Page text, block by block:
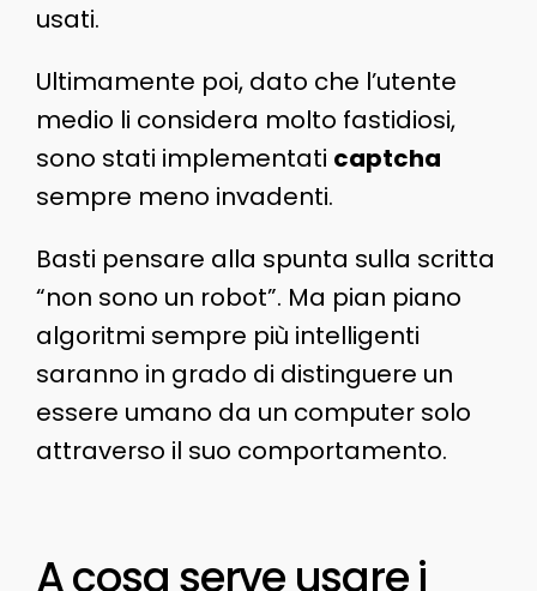
usati.
Ultimamente poi, dato che l’utente
medio li considera molto fastidiosi,
sono stati implementati captcha
sempre meno invadenti.
Basti pensare alla spunta sulla scritta
“non sono un robot”. Ma pian piano
algoritmi sempre più intelligenti
saranno in grado di distinguere un
essere umano da un computer solo
attraverso il suo comportamento.
A cosa serve usare i